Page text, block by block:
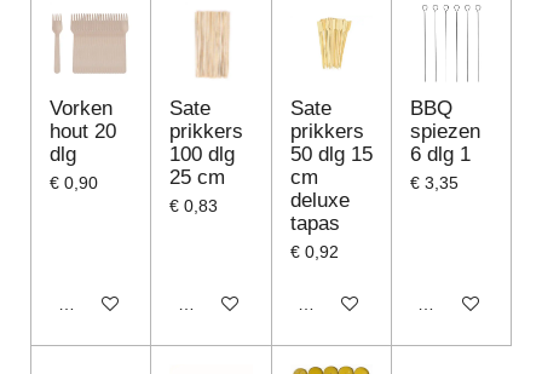
Vorken
hout 20
dlg
€ 0,90
In winkelwagen
Sate
prikkers
100 dlg
25 cm
€ 0,83
In winkelwagen
Sate
prikkers
50 dlg 15
cm
deluxe
tapas
€ 0,92
In winkelwagen
BBQ
spiezen
6 dlg 1
€ 3,35
In winkelwagen